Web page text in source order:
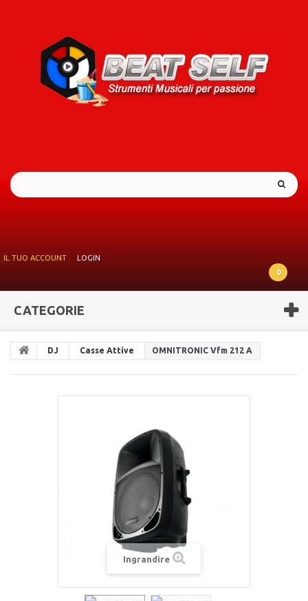
IL TUO ACCOUNT
LOGIN
0
CATEGORIE
DJ Casse Attive OMNITRONIC Vfm 212 A
Ingrandire